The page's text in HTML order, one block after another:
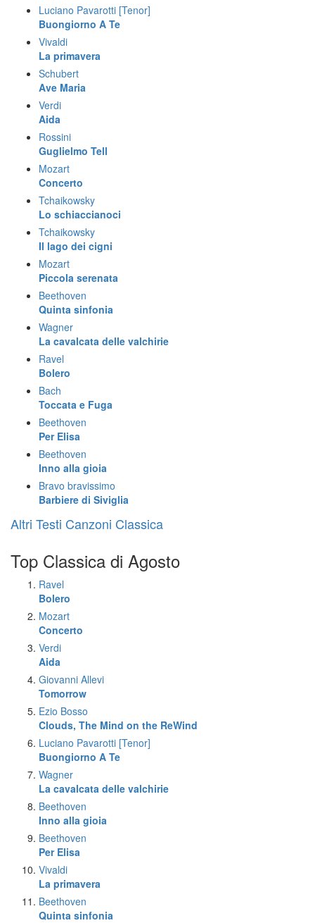
Luciano Pavarotti [Tenor]
Buongiorno A Te
Vivaldi
La primavera
Schubert
Ave Maria
Verdi
Aida
Rossini
Guglielmo Tell
Mozart
Concerto
Tchaikowsky
Lo schiaccianoci
Tchaikowsky
Il lago dei cigni
Mozart
Piccola serenata
Beethoven
Quinta sinfonia
Wagner
La cavalcata delle valchirie
Ravel
Bolero
Bach
Toccata e Fuga
Beethoven
Per Elisa
Beethoven
Inno alla gioia
Bravo bravissimo
Barbiere di Siviglia
Altri Testi Canzoni Classica
Top Classica di Agosto
Ravel
Bolero
Mozart
Concerto
Verdi
Aida
Giovanni Allevi
Tomorrow
Ezio Bosso
Clouds, The Mind on the ReWind
Luciano Pavarotti [Tenor]
Buongiorno A Te
Wagner
La cavalcata delle valchirie
Beethoven
Inno alla gioia
Beethoven
Per Elisa
Vivaldi
La primavera
Beethoven
Quinta sinfonia